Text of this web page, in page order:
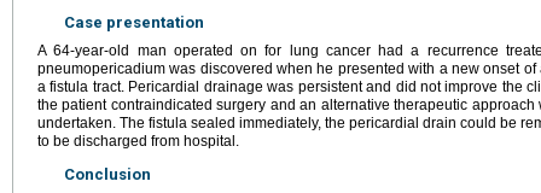
Case presentation
A 64-year-old man operated on for lung cancer had a recurrence
pneumopericadium was discovered when he presented with a new onset
a fistula tract. Pericardial drainage was persistent and did not improve the
the patient contraindicated surgery and an alternative therapeutic
undertaken. The fistula sealed immediately, the pericardial drain could be
to be discharged from hospital.
Conclusion